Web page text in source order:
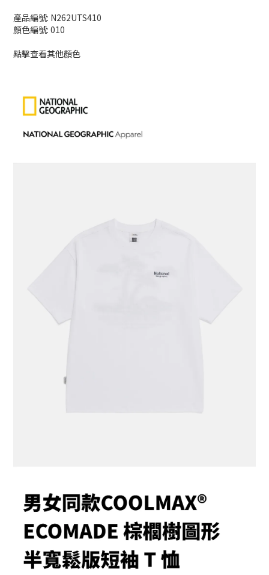
產品編號: N262UTS410
顏色編號: 010
點擊查看其他顏色